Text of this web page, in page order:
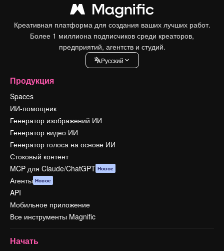
Креативная платформа для создания ваших лучших работ.
Более 1 миллиона подписчиков среди креаторов,
предприятий, агентств и студий.
Pусский
Продукция
Spaces
ИИ-помощник
Генератор изображений ИИ
Генератор видео ИИ
Генератор голоса на основе ИИ
Стоковый контент
MCP для Claude/ChatGPT Новое
Агенты Новое
API
Мобильное приложение
Все инструменты Magnific
Начать